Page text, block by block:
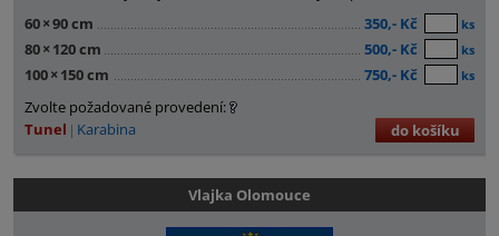
60×90 cm 350,- Kč ks
80× 120 cm 500,- Kč ks
100× 150 cm 750,- Kč ks
Zvolte požadované provedení:
Tunel
Karabina do košíku
Vlajka Olomouce